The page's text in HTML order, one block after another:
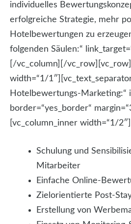
individuelles
erfolgreiche Strategie, mehr
Hotelbewertungen zu
folgenden Säulen:“
[/vc_column][/
width=“1/
Hotelbewertungs-Marketing:“
border=“yes_border“
[vc_column_inner width=“1/
Schulung und
Mitarbeiter
Einfache Online-
Zielorientierte Post-
Erstellung von